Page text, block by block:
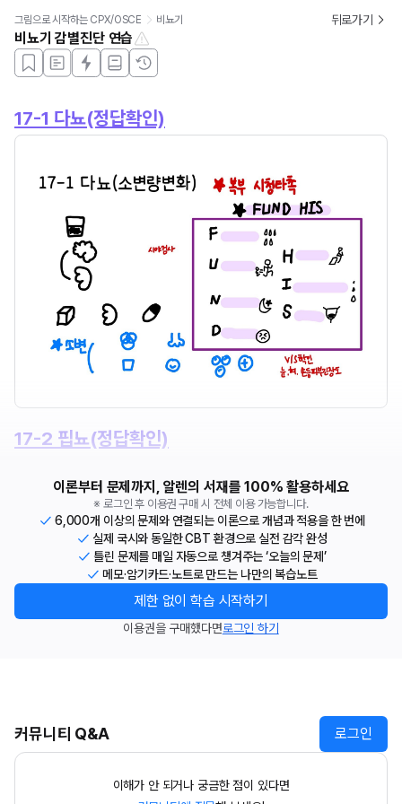
그림으로 시작하는 CPX/OSCE 비뇨기 뒤로가기
비뇨기 감별진단 연습
17-1 다뇨(정답확인)
17-2 핍뇨(정답확인)
이론부터 문제까지, 알렌의 서재를 100% 활용하세요
※ 로그인 후 이용권 구매 시 전체 이용 가능합니다.
6,000개 이상의 문제와 연결되는 이론으로 개념과 적용을 한 번에
실제 국시와 동일한 CBT 환경으로 실전 감각 완성
틀린 문제를 매일 자동으로 챙겨주는 ‘오늘의 문제’
메모·암기카드·노트로 만드는 나만의 복습노트
제한 없이 학습 시작하기
이용권을 구매했다면로그인 하기
커뮤니티 Q&A 로그인
이해가 안 되거나 궁금한 점이 있다면